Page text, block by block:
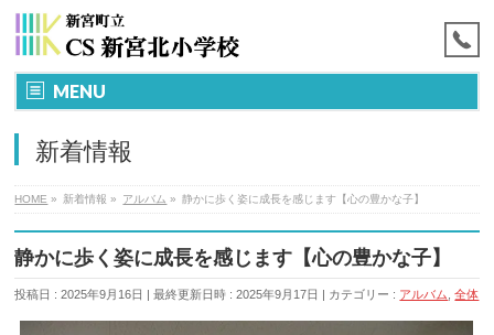
MENU
新着情報
HOME » 新着情報 » アルバム » 静かに歩く姿に成長を感じます【心の豊かな子】
静かに歩く姿に成長を感じます【心の豊かな子】
投稿日 : 2025年9月16日 最終更新日時 : 2025年9月17日 カテゴリー : アルバム ,全体